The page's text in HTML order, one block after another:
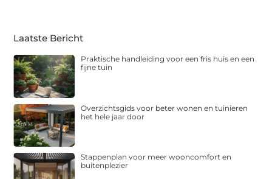
Laatste Bericht
Praktische handleiding voor een fris huis en een
fijne tuin
Overzichtsgids voor beter wonen en tuinieren
het hele jaar door
Stappenplan voor meer wooncomfort en
buitenplezier